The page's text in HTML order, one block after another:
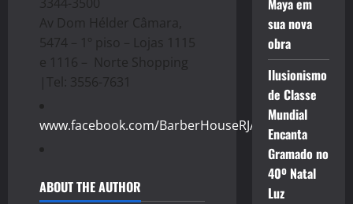
Av Dom Hélder Câmara,
5474 – 1º piso – Lojas 1115
e 1116 – Norte Shopping
|Tel: 3556-7631
www.facebook.com/BarberHouseRJ/
ABOUT THE AUTHOR
Maya em
sua nova
obra
Ilusionismo
de Classe
Mundial
Encanta
Gramado no
40º Natal
Luz